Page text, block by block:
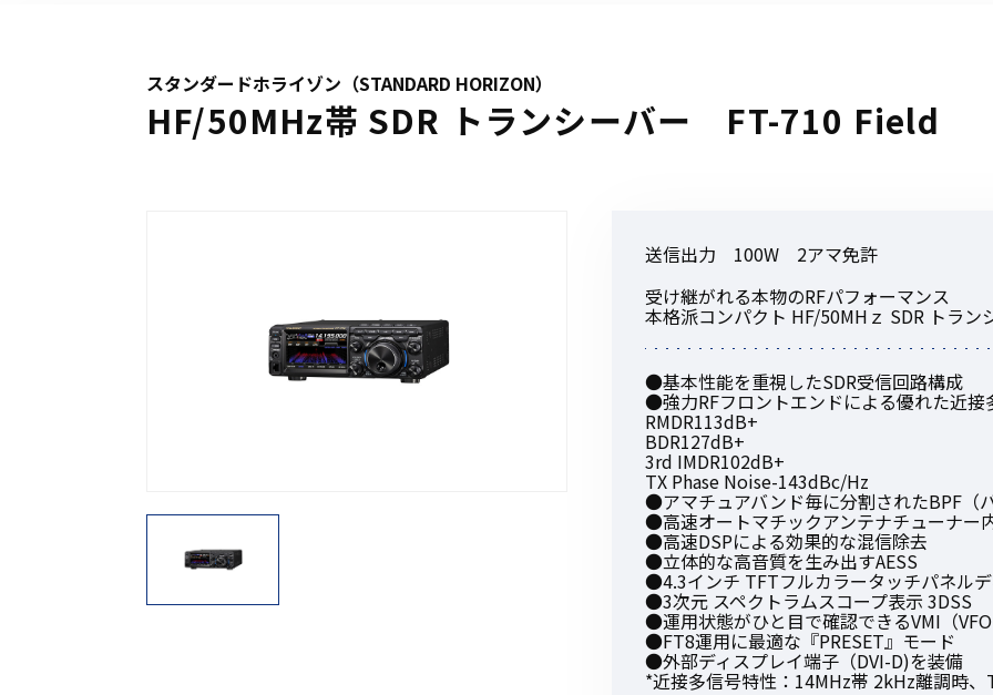
受信機（レシーバー）
アマチュア無線機
オーダーコール
ベルトクリップ
無線機収納・運搬ケース
その他アクセサリー
初めてご利用の方
金額から探す
販売商品から探す
スタンダードホライゾン（STANDARD HORIZON）
HF/50MHz帯 SDR トランシーバー FT-710 Field
送信出力 100W 2アマ免許
受け継がれる本物のRFパフォーマンス
本格派コンパクト HF/50MHｚ SDR トラン
●基本性能を重視したSDR受信回路構成
●強力RFフロントエンドによる優れた近接
RMDR113dB+
BDR127dB+
3rd IMDR102dB+
TX Phase Noise-143dBc/Hz
●アマチュアバンド毎に分割されたBPF（
●高速オートマチックアンテナチューナー
●高速DSPによる効果的な混信除去
●立体的な高音質を生み出すAESS
●4.3インチ TFTフルカラータッチパネル
●3次元 スペクトラムスコープ表示 3DSS
●運用状態がひと目で確認できるVMI（VFO
●FT8運用に最適な『PRESET』モード
●外部ディスプレイ端子（DVI-D)を装備
*近接多信号特性：14MHz帯 2kHz離調時